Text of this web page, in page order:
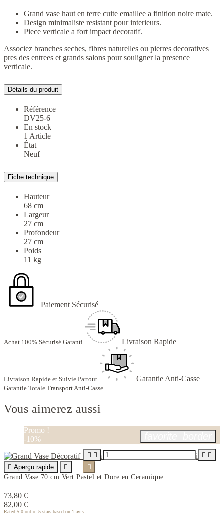
Grand vase haut en terre cuite emaillee a finition noire mate.
Design minimaliste resistant pour interieurs.
Piece verticale a fort impact decoratif.
Associez branches seches, fibres naturelles ou pierres decoratives
pres des entrees et grands salons pour souligner la presence
verticale.
Détails du produit
Référence
DV25-6
En stock
1 Article
État
Neuf
Fiche technique
Hauteur
68 cm
Largeur
27 cm
Profondeur
27 cm
Poids
11 kg
Paiement Sécurisé
Achat 100% Sécurisé Garanti Livraison Rapide
Livraison Rapide et Suivie Partout Garantie Anti-Casse
Garantie Totale Transport Anti-Casse
Vous aimerez aussi
Promo !
-10%
 Aperçu rapide

Grand Vase 70 cm Vert Pastel et Dore en Ceramique
73,80 €
82,00 €
Rated 5.0 out of 5 stars based on 1 avis
   
